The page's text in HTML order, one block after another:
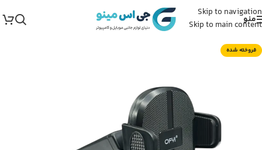
Skip to navigation
Skip to main content
منو
فروخته شده